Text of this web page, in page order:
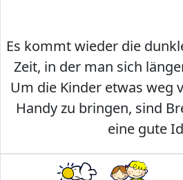
Es kommt wieder die
Zeit, in der man sich
Um die Kinder etwas weg
Handy zu bringen, sind
eine gute